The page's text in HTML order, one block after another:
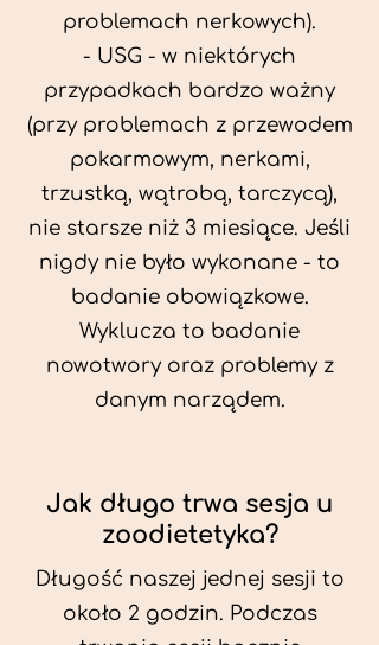
problemach nerkowych).
- USG - w niektórych
przypadkach bardzo ważny
(przy problemach z przewodem
pokarmowym, nerkami,
trzustką, wątrobą, tarczycą),
nie starsze niż 3 miesiące. Jeśli
nigdy nie było wykonane - to
badanie obowiązkowe.
Wyklucza to badanie
nowotwory oraz problemy z
danym narządem.
Jak długo trwa sesja u
zoodietetyka?
Długość naszej jednej sesji to
około 2 godzin. Podczas